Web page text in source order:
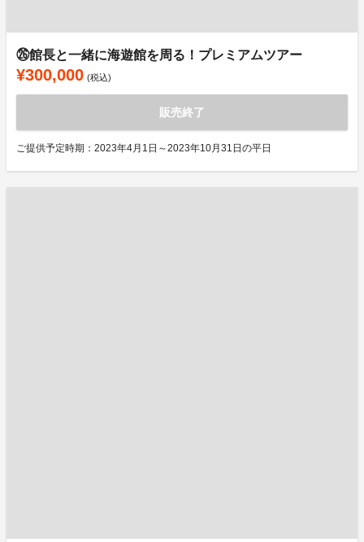
㉖館長と一緒に海遊館を周る！プレミアムツアー
¥300,000 (税込)
販売終了
ご提供予定時期：2023年4月1日～2023年10月31日の平日